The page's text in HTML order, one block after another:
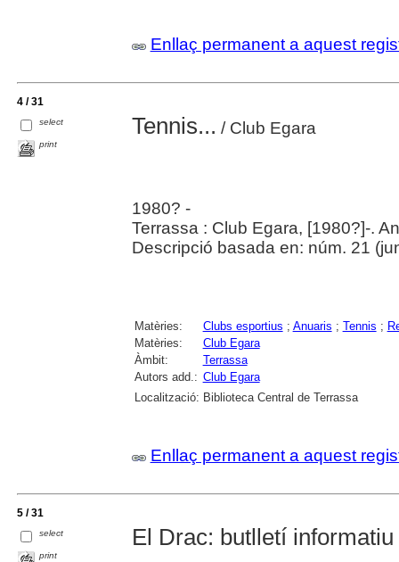
Enllaç permanent a aquest
4 / 31
select
print
Tennis... / Club Egara
1980? -
Terrassa : Club Egara, [1980?]-.
Descripció basada en: núm. 21
Matèries: Clubs esportius ; Anuaris ; Tennis ;
Matèries:
Club Egara
Àmbit:
Terrassa
Autors add.: Club Egara
Localització: Biblioteca Central de Terrassa
Enllaç permanent a aquest
5 / 31
select
print
El Drac: butlletí informatiu